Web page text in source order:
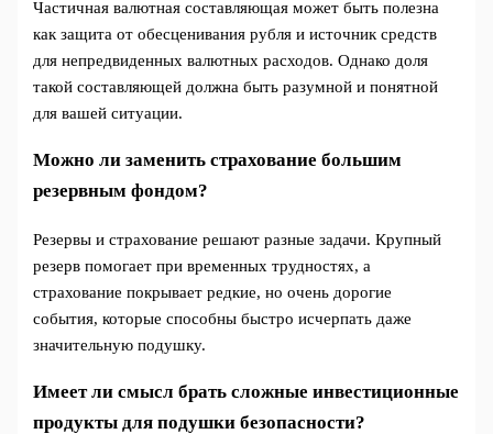
Частичная валютная составляющая может быть полезна
как защита от обесценивания рубля и источник средств
для непредвиденных валютных расходов. Однако доля
такой составляющей должна быть разумной и понятной
для вашей ситуации.
Можно ли заменить страхование большим
резервным фондом?
Резервы и страхование решают разные задачи. Крупный
резерв помогает при временных трудностях, а
страхование покрывает редкие, но очень дорогие
события, которые способны быстро исчерпать даже
значительную подушку.
Имеет ли смысл брать сложные инвестиционные
продукты для подушки безопасности?